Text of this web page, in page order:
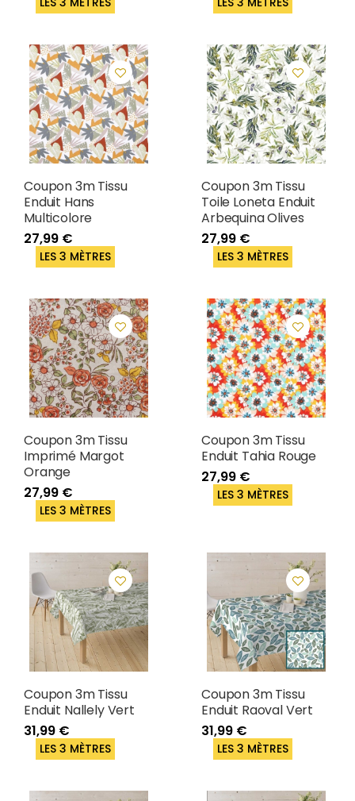
Coupon 3m Tissu
Enduit Hans
Multicolore
27,99 €
LES 3 MÈTRES
Coupon 3m Tissu
Toile Loneta Enduit
Arbequina Olives
27,99 €
LES 3 MÈTRES
Coupon 3m Tissu
Imprimé Margot
Orange
27,99 €
LES 3 MÈTRES
Coupon 3m Tissu
Enduit Tahia Rouge
27,99 €
LES 3 MÈTRES
Coupon 3m Tissu
Enduit Nallely Vert
31,99 €
LES 3 MÈTRES
Coupon 3m Tissu
Enduit Raoval Vert
31,99 €
LES 3 MÈTRES